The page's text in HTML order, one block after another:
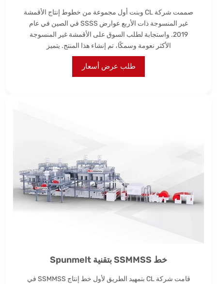
صممت شركة CL وبنت أول مجموعة من خطوط إنتاج الأقمشة
غير المنسوجة ذات الأربع عوارض SSSS في الصين في عام
2019. واستجابة لطلب السوق على الأقمشة غير المنسوجة
الأكثر نعومة وسمكًا، تم إنشاء هذا المنتج. يتميز
طلب عرض أسعار
خط SSMMSS بتقنية Spunmelt
قامت شركة CL بتمهيد الطريق لأول خط إنتاج SSMMSS في